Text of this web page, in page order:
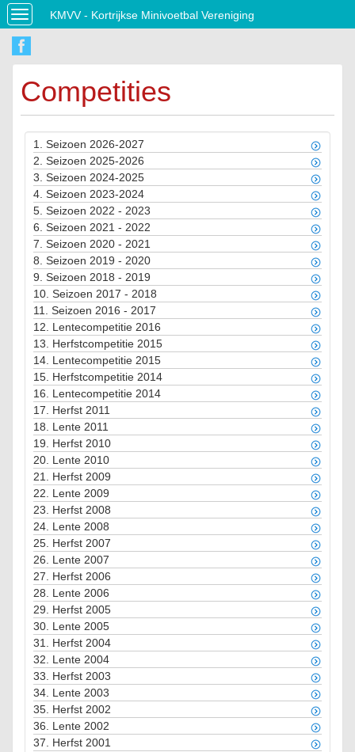
Toggle
navigation
KMVV - Kortrijkse Minivoetbal Vereniging
Competities
1. Seizoen 2026-2027
2. Seizoen 2025-2026
3. Seizoen 2024-2025
4. Seizoen 2023-2024
5. Seizoen 2022 - 2023
6. Seizoen 2021 - 2022
7. Seizoen 2020 - 2021
8. Seizoen 2019 - 2020
9. Seizoen 2018 - 2019
10. Seizoen 2017 - 2018
11. Seizoen 2016 - 2017
12. Lentecompetitie 2016
13. Herfstcompetitie 2015
14. Lentecompetitie 2015
15. Herfstcompetitie 2014
16. Lentecompetitie 2014
17. Herfst 2011
18. Lente 2011
19. Herfst 2010
20. Lente 2010
21. Herfst 2009
22. Lente 2009
23. Herfst 2008
24. Lente 2008
25. Herfst 2007
26. Lente 2007
27. Herfst 2006
28. Lente 2006
29. Herfst 2005
30. Lente 2005
31. Herfst 2004
32. Lente 2004
33. Herfst 2003
34. Lente 2003
35. Herfst 2002
36. Lente 2002
37. Herfst 2001